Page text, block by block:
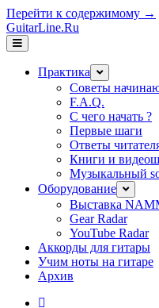
Перейти к содержимому →
GuitarLine.Ru
открыть
меню
Практика открыть
меню
Советы
F.A.Q.
С чего начать ?
Первые шаги
Ответы
Книги и
Музыкальный
Оборудование открыть
меню
Выставка
Gear Radar
YouTube Radar
Аккорды для гитары
Учим ноты на гитаре
Архив